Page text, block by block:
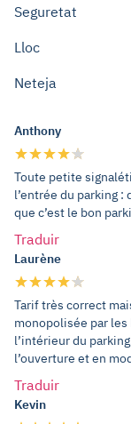
Seguretat
Lloc
Neteja
Anthony
Toute petite
l’entrée du parking :
que c’est le bon
Traduir
Laurène
Tarif très correct
monopolisée par
l’intérieur du
l’ouverture et en
Traduir
Kevin